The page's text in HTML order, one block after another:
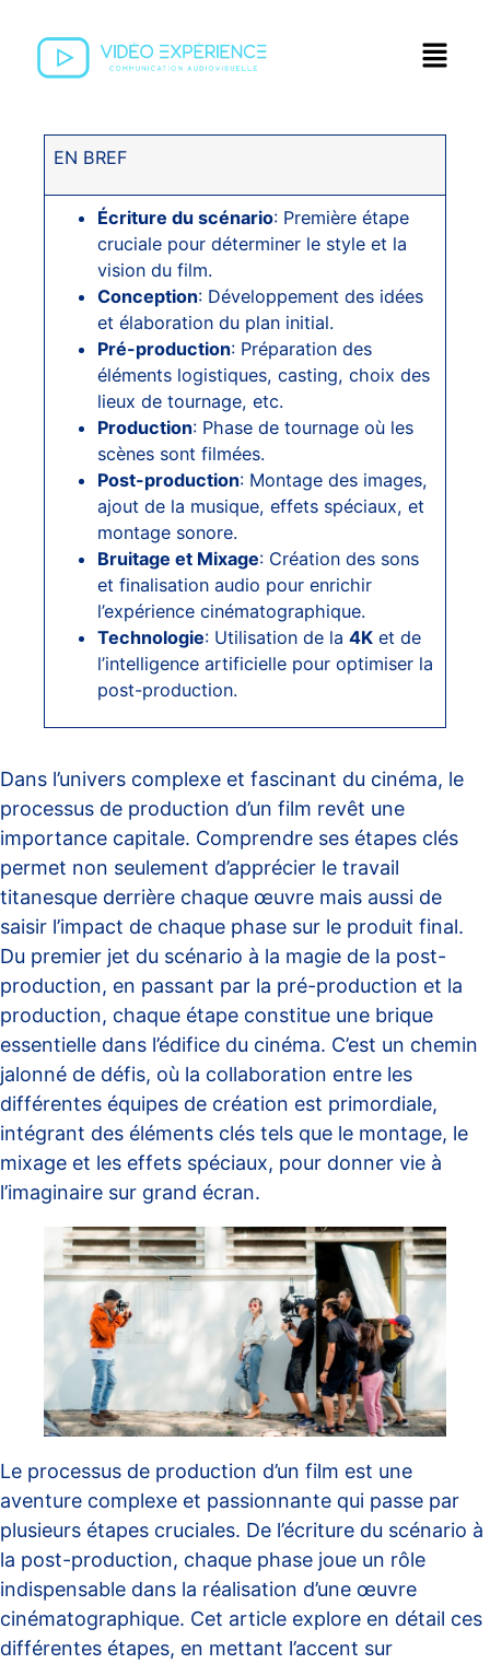
EN BREF
Écriture du scénario: Première étape
cruciale pour déterminer le style et la
vision du film.
Conception: Développement des idées
et élaboration du plan initial.
Pré-production: Préparation des
éléments logistiques, casting, choix des
lieux de tournage, etc.
Production: Phase de tournage où les
scènes sont filmées.
Post-production: Montage des images,
ajout de la musique, effets spéciaux, et
montage sonore.
Bruitage et Mixage: Création des sons
et finalisation audio pour enrichir
l’expérience cinématographique.
Technologie: Utilisation de la4K et de
l’intelligence artificielle pour optimiser la
post-production.
Dans l’univers complexe et fascinant du cinéma, le
processus de production d’un film revêt une
importance capitale. Comprendre ses étapes clés
permet non seulement d’apprécier le travail
titanesque derrière chaque œuvre mais aussi de
saisir l’impact de chaque phase sur le produit final.
Du premier jet du scénario à la magie de la post-
production, en passant par la pré-production et la
production, chaque étape constitue une brique
essentielle dans l’édifice du cinéma. C’est un chemin
jalonné de défis, où la collaboration entre les
différentes équipes de création est primordiale,
intégrant des éléments clés tels que le montage, le
mixage et les effets spéciaux, pour donner vie à
l’imaginaire sur grand écran.
Le processus de production d’un film est une
aventure complexe et passionnante qui passe par
plusieurs étapes cruciales. De l’écriture du scénario à
la post-production, chaque phase joue un rôle
indispensable dans la réalisation d’une œuvre
cinématographique. Cet article explore en détail ces
différentes étapes, en mettant l’accent sur